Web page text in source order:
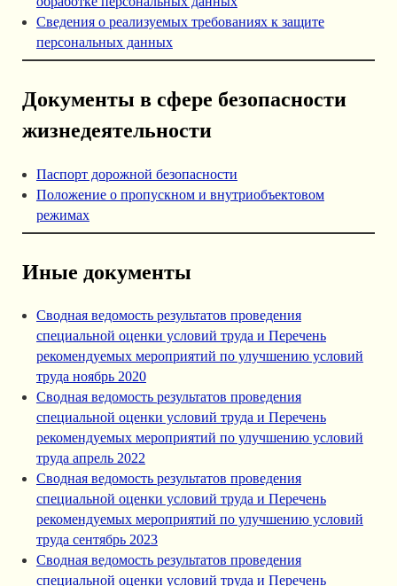
Сведения о реализуемых требованиях к защите
персональных данных
Документы в сфере безопасности
жизнедеятельности
Паспорт дорожной безопасности
Положение о пропускном и внутриобъектовом
режимах
Иные документы
Сводная ведомость результатов проведения
специальной оценки условий труда и Перечень
рекомендуемых мероприятий по улучшению условий
труда ноябрь 2020
Сводная ведомость результатов проведения
специальной оценки условий труда и Перечень
рекомендуемых мероприятий по улучшению условий
труда апрель 2022
Сводная ведомость результатов проведения
специальной оценки условий труда и Перечень
рекомендуемых мероприятий по улучшению условий
труда сентябрь 2023
Сводная ведомость результатов проведения
специальной оценки условий труда и Перечень